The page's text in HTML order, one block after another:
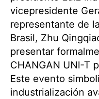
vicepresidente
representante de
Brasil, Zhu
presentar
CHANGAN UNI-T
Este evento
industrialización